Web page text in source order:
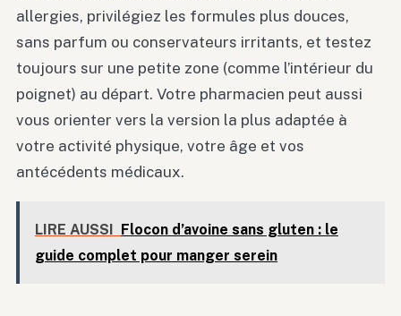
allergies, privilégiez les formules plus douces,
sans parfum ou conservateurs irritants, et testez
toujours sur une petite zone (comme l’intérieur du
poignet) au départ. Votre pharmacien peut aussi
vous orienter vers la version la plus adaptée à
votre activité physique, votre âge et vos
antécédents médicaux.
LIRE AUSSI
Flocon d’avoine sans gluten : le
guide complet pour manger serein